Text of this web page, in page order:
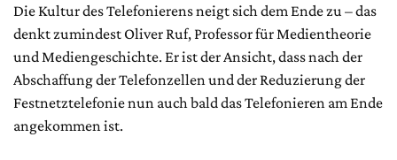
Die Kultur des Telefonierens neigt sich dem Ende zu – das
denkt zumindest Oliver Ruf, Professor für Medientheorie
und Mediengeschichte. Er ist der Ansicht, dass nach der
Abschaffung der Telefonzellen und der Reduzierung der
Festnetztelefonie nun auch bald das Telefonieren am Ende
angekommen ist.